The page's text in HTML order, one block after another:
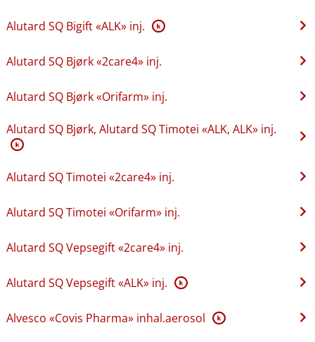
Alutard SQ Bigift «ALK» inj. K
Alutard SQ Bjørk «2care4» inj.
Alutard SQ Bjørk «Orifarm» inj.
Alutard SQ Bjørk, Alutard SQ Timotei «ALK, ALK» inj.
K
Alutard SQ Timotei «2care4» inj.
Alutard SQ Timotei «Orifarm» inj.
Alutard SQ Vepsegift «2care4» inj.
Alutard SQ Vepsegift «ALK» inj. K
Alvesco «Covis Pharma» inhal.aerosol K